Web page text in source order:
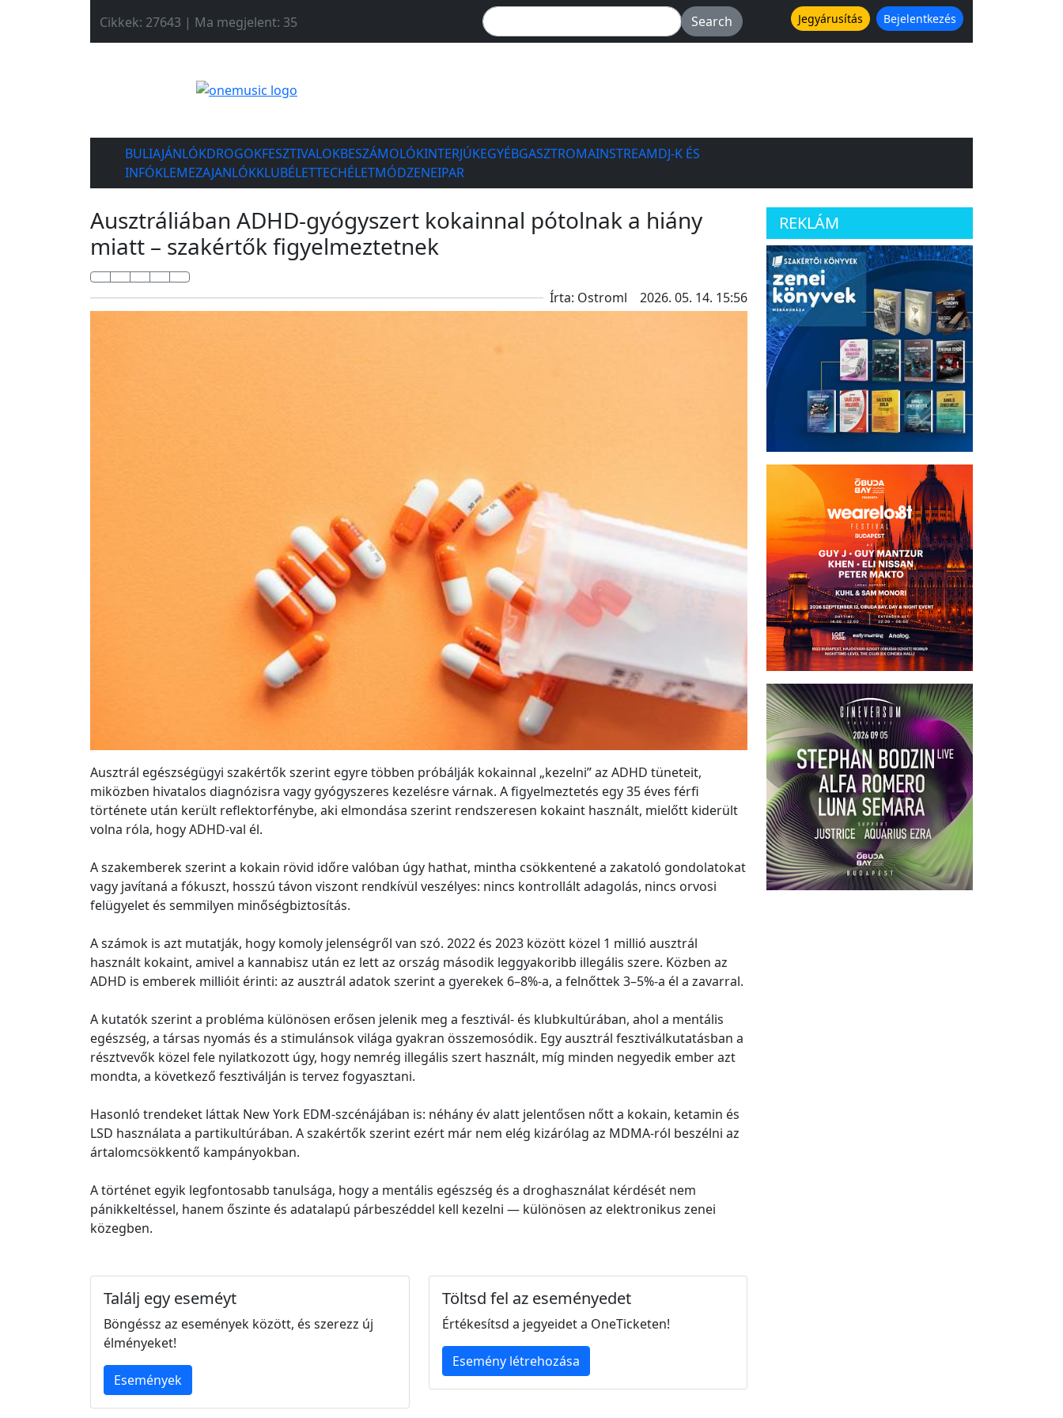
Cikkek: 27643 | Ma megjelent: 35 Jegyárusítás Bejelentkezés
BULIAJÁNLÓKDROGOKFESZTIVALOKBESZÁMOLÓKINTERJÚKEGYÉBGASZTROMAINSTREAMDJ-K ÉS
INFÓKLEMEZAJANLÓKKLUBÉLETTECHÉLETMÓDZENEIPAR
Ausztráliában ADHD-gyógyszert kokainnal pótolnak a hiány
miatt – szakértők figyelmeztetnek
Írta: Ostroml 2026. 05. 14. 15:56
Ausztrál egészségügyi szakértők szerint egyre többen próbálják kokainnal „kezelni” az ADHD tüneteit,
miközben hivatalos diagnózisra vagy gyógyszeres kezelésre várnak. A figyelmeztetés egy 35 éves férfi
története után került reflektorfénybe, aki elmondása szerint rendszeresen kokaint használt, mielőtt kiderült
volna róla, hogy ADHD-val él.
A szakemberek szerint a kokain rövid időre valóban úgy hathat, mintha csökkentené a zakatoló gondolatokat
vagy javítaná a fókuszt, hosszú távon viszont rendkívül veszélyes: nincs kontrollált adagolás, nincs orvosi
felügyelet és semmilyen minőségbiztosítás.
A számok is azt mutatják, hogy komoly jelenségről van szó. 2022 és 2023 között közel 1 millió ausztrál
használt kokaint, amivel a kannabisz után ez lett az ország második leggyakoribb illegális szere. Közben az
ADHD is emberek millióit érinti: az ausztrál adatok szerint a gyerekek 6–8%-a, a felnőttek 3–5%-a él a zavarral.
A kutatók szerint a probléma különösen erősen jelenik meg a fesztivál- és klubkultúrában, ahol a mentális
egészség, a társas nyomás és a stimulánsok világa gyakran összemosódik. Egy ausztrál fesztiválkutatásban a
résztvevők közel fele nyilatkozott úgy, hogy nemrég illegális szert használt, míg minden negyedik ember azt
mondta, a következő fesztiválján is tervez fogyasztani.
Hasonló trendeket láttak New York EDM-szcénájában is: néhány év alatt jelentősen nőtt a kokain, ketamin és
LSD használata a partikultúrában. A szakértők szerint ezért már nem elég kizárólag az MDMA-ról beszélni az
ártalomcsökkentő kampányokban.
A történet egyik legfontosabb tanulsága, hogy a mentális egészség és a droghasználat kérdését nem
pánikkeltéssel, hanem őszinte és adatalapú párbeszéddel kell kezelni — különösen az elektronikus zenei
közegben.
Találj egy eseméyt
Böngéssz az események között, és szerezz új
élményeket!
Események
Töltsd fel az eseményedet
Értékesítsd a jegyeidet a OneTicketen!
Esemény létrehozása
REKLÁM